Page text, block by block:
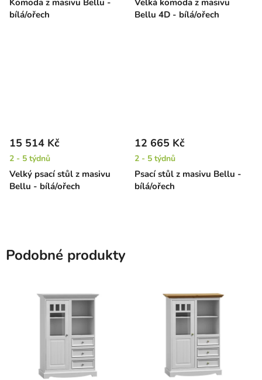
bílá/ořech
Bellu 4D - bílá/ořech
Velký psací stůl z masivu
Bellu - bílá/ořech
15 514 Kč
2 - 5 týdnů
Psací stůl z masivu Bellu -
bílá/ořech
12 665 Kč
2 - 5 týdnů
Podobné produkty